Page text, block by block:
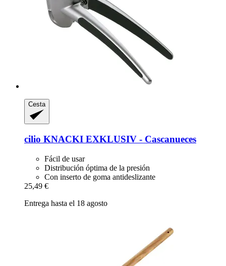
Cesta
cilio KNACKI EXKLUSIV -​ Cascanueces
Fácil de usar
Distribución óptima de la presión
Con inserto de goma antideslizante
25,49 €
Entrega hasta el 18 agosto